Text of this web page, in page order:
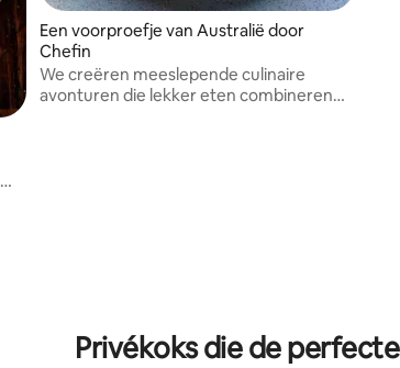
Een voorproefje van Australië door
Chefin
We creëren meeslepende culinaire
avonturen die lekker eten combineren
Privékoks die de